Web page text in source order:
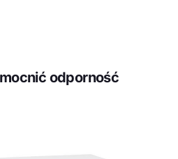
odporność